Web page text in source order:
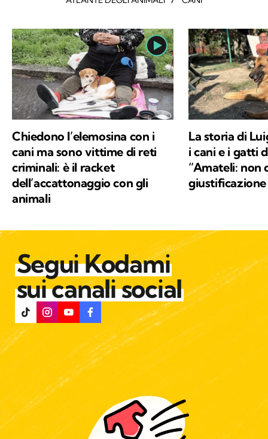
Chiedono l’elemosina con i
cani ma sono vittime di reti
criminali: è il racket
dell’accattonaggio con gli
animali
La storia di
i cani e i gatti
“Amateli: non
giustificazione
Segui Kodami
sui canali social